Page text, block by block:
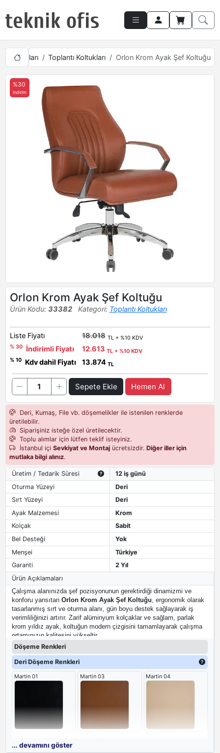
Mobilyaları Toplantı Koltukları Orlon Krom Ayak Şef Koltuğu
%30
indirim
Orlon Krom Ayak Şef Koltuğu
Ürün Kodu: 33382 Kategori: Toplantı Koltukları
Liste Fiyatı 18.018 TL + %10 KDV
% 30
İndirimli Fiyatı 12.613 TL + %10 KDV
% 10
Kdv dahil Fiyatı 13.874 TL
Sepete Ekle Hemen Al
Deri, Kumaş, File vb. döşemelikler ile istenilen renklerde
üretilebilir.
Siparişiniz isteğe özel üretilecektir.
Toplu alımlar için lütfen teklif isteyiniz.
İstanbul içi Sevkiyat ve Montajücretsizdir. Diğer iller için
mutlaka bilgi alınız.
Üretim / Tedarik Süresi
12 iş günü
Oturma Yüzeyi
Deri
Sırt Yüzeyi
Deri
Ayak Malzemesi
Krom
Kolçak
Sabit
Bel Desteği
Yok
Menşei
Türkiye
Garanti
2 Yıl
Ürün Açıklamaları
Çalışma alanınızda şef pozisyonunun gerektirdiği dinamizmi ve
konforu yansıtan Orlon Krom Ayak Şef Koltuğu, ergonomik olarak
tasarlanmış sırt ve oturma alanı, gün boyu destek sağlayarak iş
verimliliğinizi artırır. Zarif alüminyum kolçaklar ve sağlam, parlak
krom yıldız ayak, koltuğun modern çizgisini tamamlayarak çalışma
ortamınızın kalitesini yükseltir.
Döşeme Renkleri
Deri Döşeme Renkleri
Martin 01 Martin 03 Martin 04
... devamını göster